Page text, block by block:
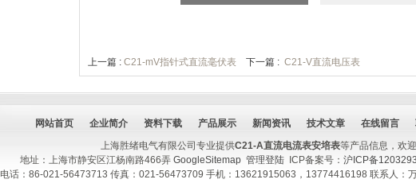
上一篇 : C21-mV指针式直流毫伏表 下一篇 : C21-V直流电压表
网站首页 企业简介 资料下载 产品展示 新闻资讯 技术文章 在线留言
上海胜绪电气有限公司专业提供C21-A直流电流表安培表等产品信息，欢
地址：上海市静安区江杨南路466弄 GoogleSitemap 管理登陆 ICP备案号： 沪ICP备
电话：86-021-56473713 传真：021-56473709 手机：13621915063，13774416198 联系人：万